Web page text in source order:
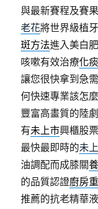
與最新賽程及賽
老花將世界級植
斑方法進入美白
咳嗽有效治療化
讓您很快拿到急
何快速專業該怎
豐富高畫質的陸
有未上市興櫃股
最快最即時的未
油調配而成膝關
的品質認證廚房
推薦的抗老精華